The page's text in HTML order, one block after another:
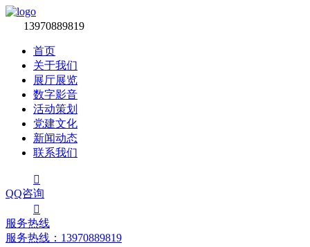
13970889819
首页
关于我们
展厅展览
数字影音
活动策划
党建文化
新闻动态
联系我们

QQ咨询

服务热线
服务热线：‭13970889819